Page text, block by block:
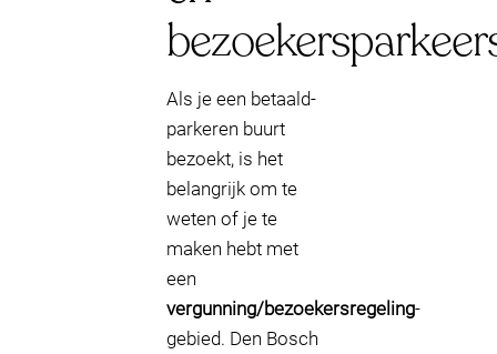
Als je een betaald-
parkeren buurt
bezoekt, is het
belangrijk om te
weten of je te
maken hebt met
een
vergunning/bezoekersregeling-
gebied. Den Bosch